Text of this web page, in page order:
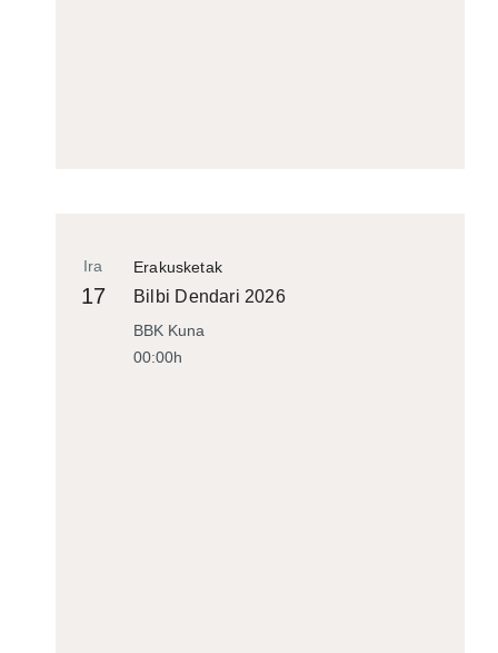
Erakusketak
Ira
17 Bilbi Dendari 2026
BBK Kuna
00:00h